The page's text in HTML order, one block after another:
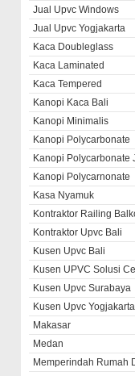
Jual Upvc Windows
Jual Upvc Yogjakarta
Kaca Doubleglass
Kaca Laminated
Kaca Tempered
Kanopi Kaca Bali
Kanopi Minimalis
Kanopi Polycarbonate
Kanopi Polycarbonate
Kanopi Polycarnonate
Kasa Nyamuk
Kontraktor Railing
Kontraktor Upvc Bali
Kusen Upvc Bali
Kusen UPVC Solusi
Kusen Upvc Surabaya
Kusen Upvc Yogjakarta
Makasar
Medan
Memperindah Rumah